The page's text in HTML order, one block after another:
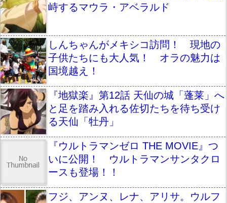
峙するマウラ・アベラルド
しんちゃんがメキシコ訪問！ 現地の
子供たちにも大人気！ オラの魅力は
国境越え！
『地獄楽』第12話 天仙の城「蓬莱」へ
と足を踏み入れる佐切たちを待ち受け
る天仙「牡丹」
『ウルトラマンゼロ THE MOVIE』つ
いに公開！ ウルトラマンサンタクロ
ースも登場！！
フジ、アンヌ、レナ、アリサ。ウルフ